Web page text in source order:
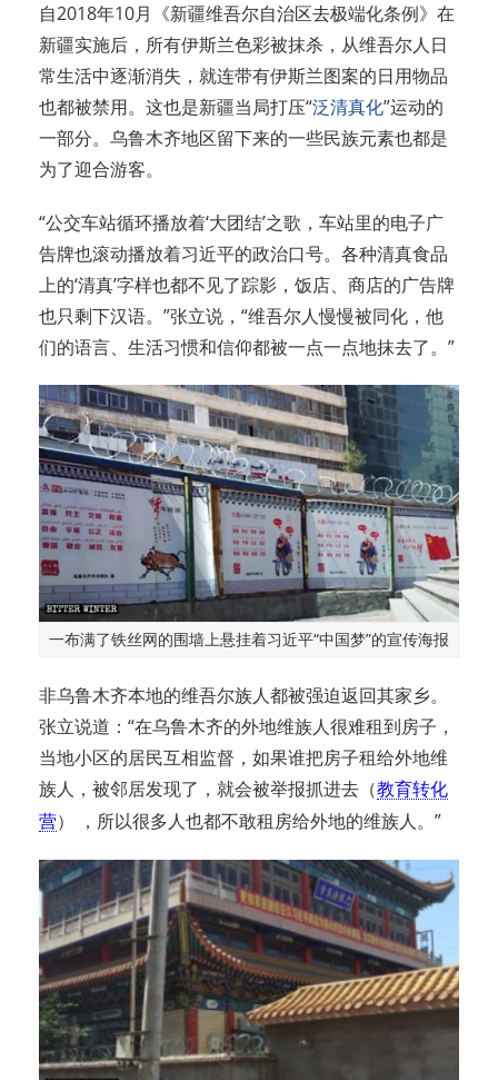
自2018年10月《新疆维吾尔自治区去极端化条例》在
新疆实施后，所有伊斯兰色彩被抹杀，从维吾尔人日
常生活中逐渐消失，就连带有伊斯兰图案的日用物品
也都被禁用。这也是新疆当局打压“泛清真化”运动的
一部分。乌鲁木齐地区留下来的一些民族元素也都是
为了迎合游客。
“公交车站循环播放着‘大团结’之歌，车站里的电子广
告牌也滚动播放着习近平的政治口号。各种清真食品
上的‘清真’字样也都不见了踪影，饭店、商店的广告牌
也只剩下汉语。”张立说，“维吾尔人慢慢被同化，他
们的语言、生活习惯和信仰都被一点一点地抹去了。”
一布满了铁丝网的围墙上悬挂着习近平“中国梦”的宣传海报
非乌鲁木齐本地的维吾尔族人都被强迫返回其家乡。
张立说道：“在乌鲁木齐的外地维族人很难租到房子，
当地小区的居民互相监督，如果谁把房子租给外地维
族人，被邻居发现了，就会被举报抓进去（教育转化
营） ，所以很多人也都不敢租房给外地的维族人。”